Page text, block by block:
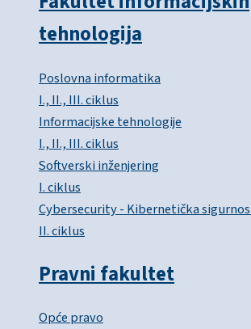
tehnologija
Poslovna informatika
I., II., III. ciklus
Informacijske tehnologije
I., II., III. ciklus
Softverski inženjering
I. ciklus
Cybersecurity - Kibernetička
II. ciklus
Pravni fakultet
Opće pravo